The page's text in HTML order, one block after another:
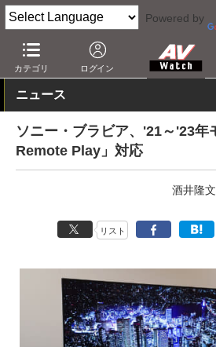
Powered by
カテゴリ ログイン
AV Watch 製品 テレビ ソニー
ニュース
ソニー・ブラビア、'21～'23年
Remote Play」対応
酒井隆文
リスト